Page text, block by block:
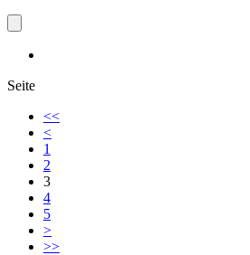
Seite
<<
<
1
2
3
4
5
>
>>